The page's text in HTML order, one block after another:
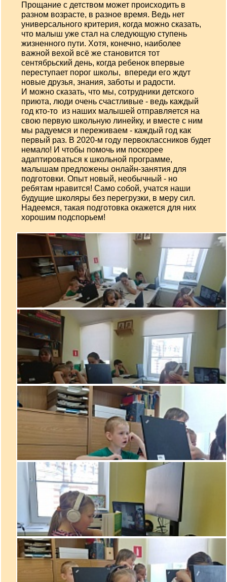
Прощание с детством может происходить в
разном возрасте, в разное время. Ведь нет
универсального критерия, когда можно сказать,
что малыш уже стал на следующую ступень
жизненного пути. Хотя, конечно, наиболее
важной вехой всё же становится тот
сентябрьский день, когда ребенок впервые
переступает порог школы, впереди его ждут
новые друзья, знания, заботы и радости.
И можно сказать, что мы, сотрудники детского
приюта, люди очень счастливые - ведь каждый
год кто-то из наших малышей отправляется на
свою первую школьную линейку, и вместе с ним
мы радуемся и переживаем - каждый год как
первый раз. В 2020-м году первоклассников будет
немало! И чтобы помочь им поскорее
адаптироваться к школьной программе,
малышам предложены онлайн-занятия для
подготовки. Опыт новый, необычный - но
ребятам нравится! Само собой, учатся наши
будущие школяры без перегрузки, в меру сил.
Надеемся, такая подготовка окажется для них
хорошим подспорьем!